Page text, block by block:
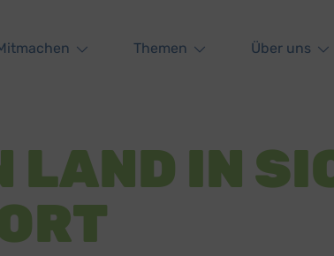
Themen Über uns
LAND IN